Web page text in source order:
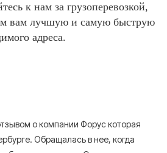
к нам за грузоперевозкой,
вам лучшую и самую быструю
адреса.
о компании Форус которая
Обращалась в нее, когда